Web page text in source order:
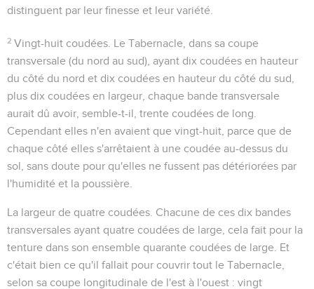
distinguent par leur finesse et leur variété.
2 Vingt-huit coudées . Le Tabernacle, dans sa coupe
transversale (du nord au sud), ayant dix coudées en hauteur
du côté du nord et dix coudées en hauteur du côté du sud,
plus dix coudées en largeur, chaque bande transversale
aurait dû avoir, semble-t-il, trente coudées de long.
Cependant elles n'en avaient que vingt-huit, parce que de
chaque côté elles s'arrêtaient à une coudée au-dessus du
sol, sans doute pour qu'elles ne fussent pas détériorées par
l'humidité et la poussière.
La largeur de quatre coudées . Chacune de ces dix bandes
transversales ayant quatre coudées de large, cela fait pour la
tenture dans son ensemble quarante coudées de large. Et
c'était bien ce qu'il fallait pour couvrir tout le Tabernacle,
selon sa coupe longitudinale de l'est à l'ouest : vingt